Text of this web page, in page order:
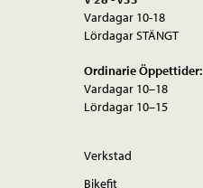
Vardagar 10-18
Lördagar STÄNGT
Ordinarie Öppettider:
Vardagar 10–18
Lördagar 10–15
Verkstad
Bikefit